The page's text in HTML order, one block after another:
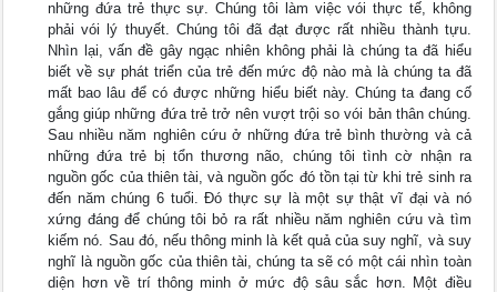
những đứa trẻ thực sự. Chúng tôi làm việc vói thực tế, không
phải vói lý thuyết. Chúng tôi đã đạt được rất nhiều thành tựu.
Nhìn lại, vấn đề gây ngạc nhiên không phải là chúng ta đã hiểu
biết về sự phát triển của trẻ đến mức độ nào mà là chúng ta đã
mất bao lâu để có được những hiểu biết này. Chúng ta đang cố
gắng giúp những đứa trẻ trở nên vượt trội so vói bản thân chúng.
Sau nhiều năm nghiên cứu ở những đứa trẻ bình thường và cả
những đứa trẻ bị tổn thương não, chúng tôi tình cờ nhận ra
nguồn gốc của thiên tài, và nguồn gốc đó tồn tại từ khi trẻ sinh ra
đến năm chúng 6 tuổi. Đó thực sự là một sự thật vĩ đại và nó
xứng đáng để chúng tôi bỏ ra rất nhiều năm nghiên cứu và tìm
kiếm nó. Sau đó, nếu thông minh là kết quả của suy nghĩ, và suy
nghĩ là nguồn gốc của thiên tài, chúng ta sẽ có một cái nhìn toàn
diện hơn về trí thông minh ở mức độ sâu sắc hơn. Một điều